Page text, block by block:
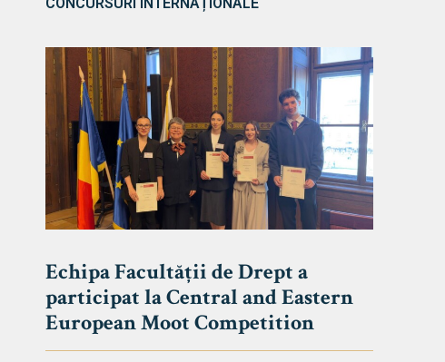
Echipa Facultății de Drept a
participat la Central and Eastern
European Moot Competition